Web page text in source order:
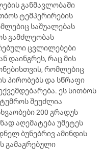
განმავლობაში
ტემპერირების
საშუალებას
გამძლეობას
ცვლილებები
დაინგრეს, რაც მის
რომლებიც
პირობებს და სწრაფი
ეს სითბოს
შეუძლია
200 გრადუს
აღემატება უმეტეს
ბუნებრივ ამინდის
გამაგრებული